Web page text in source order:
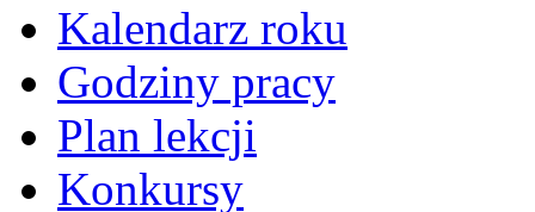
Kalendarz roku
Godziny pracy
Plan lekcji
Konkursy